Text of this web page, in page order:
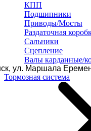
ул. Маршала
КПП
Подшипники
Приводы/Мосты
Раздаточная
Сальники
Сцепление
Валы карданные/
Тормозная система